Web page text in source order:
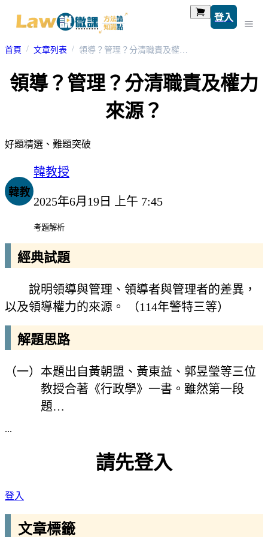
登入
首頁 文章列表 領導？管理？分清職責及權力來源？
領導？管理？分清職責及權力
來源？
好題精選、難題突破
韓教
韓教授
2025年6月19日 上午 7:45
考題解析
經典試題
說明領導與管理、領導者與管理者的差異，
以及領導權力的來源。 （114年警特三等）
解題思路
（一）本題出自黃朝盟、黃東益、郭昱瑩等三位
教授合著《行政學》一書。雖然第一段
題…
...
請先登入
登入
文章標籤